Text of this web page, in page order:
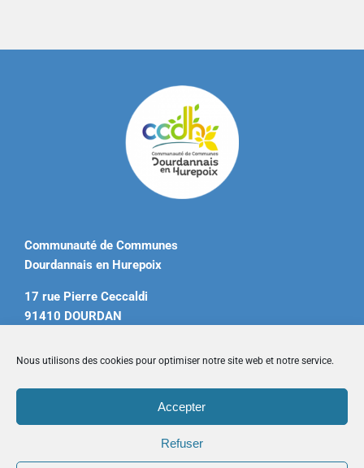
Nous utilisons des cookies pour optimiser notre site web et notre service.
Accepter
Refuser
Communauté de Communes
Dourdannais en Hurepoix
17 rue Pierre Ceccaldi
91410 DOURDAN
contact@ccdourdannais.com
Accueil|Plan du site|Mentions légales|Contactez-nous